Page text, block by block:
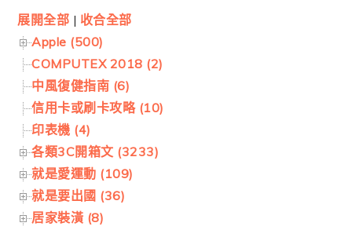
展開全部 | 收合全部
Apple (500)
COMPUTEX 2018 (2)
中風復健指南 (6)
信用卡或刷卡攻略 (10)
印表機 (4)
各類3C開箱文 (3233)
就是愛運動 (109)
就是要出國 (36)
居家裝潢 (8)